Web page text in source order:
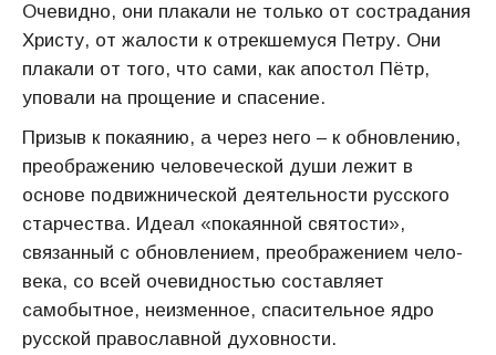
Очевидно, они плакали не только от сострадания
Христу, от жалости к отрекшемуся Петру. Они
плакали от того, что сами, как апостол Пётр,
уповали на прощение и спасение.
Призыв к покаянию, а через него – к обновлению,
преображению челове­ческой души лежит в
основе подвижнической деятельности русского
старчества. Идеал «покаянной святости»,
связанный с обновлением, преображением чело­
века, со всей очевидностью составляет
самобытное, неизменное, спасительное ядро
русской православной духовности.